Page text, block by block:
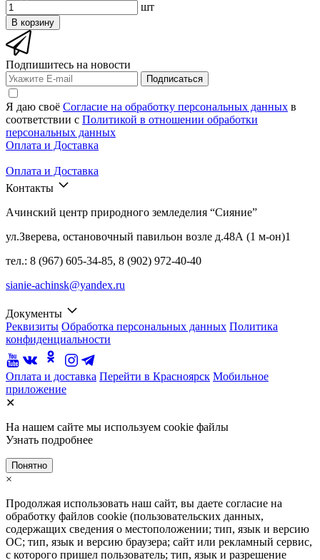
шт
В корзину
Подпишитесь на новости
Подписаться
Я даю своё Согласие на обработку персональных данных в
соответствии с Политикой в отношении обработки
персональных данных
Оплата и Доставка
Оплата и Доставка
Контакты
Ачинский центр природного земледелия “Сияние”
ул.Зверева, остановочный павильон возле д.48А (1 м-он)1
тел.: 8 (967) 605-34-85, 8 (902) 972-40-40
sianie-achinsk@yandex.ru
Документы
Реквизиты Обработка персональных данных Политика
конфиденциальности
Оплата и доставка Перейти в Красноярск Мобильное
приложение
✕
На нашем сайте мы используем cookie файлы
Узнать подробнее
Понятно
×
Продолжая использовать наш сайт, вы даете согласие на
обработку файлов cookie (пользовательских данных,
содержащих сведения о местоположении; тип, язык и версию
ОС; тип, язык и версию браузера; сайт или рекламный сервис,
с которого пришел пользователь; тип, язык и разрешение